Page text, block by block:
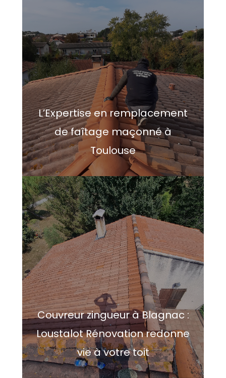
L’Expertise en remplacement
de faîtage maçonné à
Toulouse
Couvreur zingueur à Blagnac :
Loustalot Rénovation redonne
vie à votre toit